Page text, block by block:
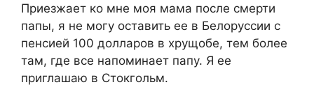
Приезжает ко мне моя мама после смерти
папы, я не могу оставить ее в Белоруссии с
пенсией 100 долларов в хрущобе, тем более
там, где все напоминает папу. Я ее
приглашаю в Стокгольм.